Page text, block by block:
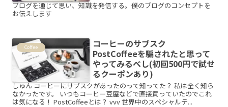
ブログを通じて思い、知識を発信する。僕のブログのコンセプトを
お伝えします
Coffee
コーヒーのサブスク
PostCoffeeを騙されたと思って
やってみるべし(初回500円で試せ
るクーポンあり)
しゅん コーヒーにサブスクがあったのって知ってた？ 私は全く知ら
なかったです。 いつもコーヒー豆屋などで直接買っていたのでこれ
は気になる！ PostCoffeeとは？ vvv 世界中のスペシャルテ...